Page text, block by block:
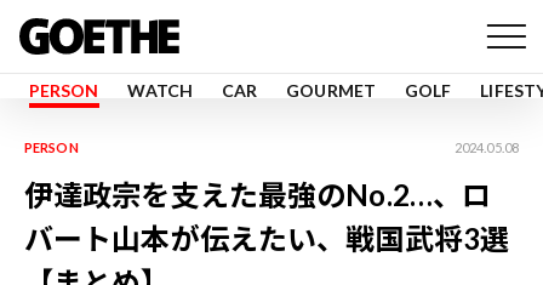
PERSON WATCH CAR GOURMET GOLF
PERSON 2024.05.08
伊達政宗を支えた最強のNo.2…、ロ
バート山本が伝えたい、戦国武将3選